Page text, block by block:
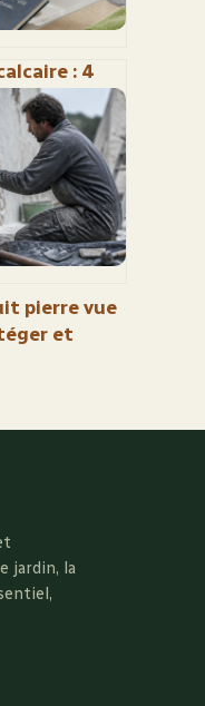
: 4
pour
de
pierre vue
et
jardin, la